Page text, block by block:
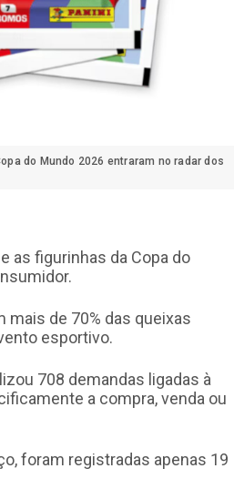
do Mundo 2026 entraram no radar dos
as figurinhas da Copa do
mais de 70% das queixas
esportivo.
708 demandas ligadas à
a compra, venda ou
foram registradas apenas 19